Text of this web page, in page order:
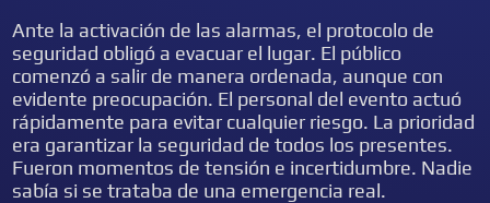
Ante la activación de las alarmas, el protocolo de
seguridad obligó a evacuar el lugar. El público
comenzó a salir de manera ordenada, aunque con
evidente preocupación. El personal del evento actuó
rápidamente para evitar cualquier riesgo. La prioridad
era garantizar la seguridad de todos los presentes.
Fueron momentos de tensión e incertidumbre. Nadie
sabía si se trataba de una emergencia real.